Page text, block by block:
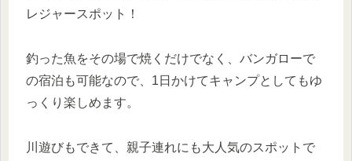
レジャースポット！
釣った魚をその場で焼くだけでなく、バンガローで
の宿泊も可能なので、1日かけてキャンプとしてもゆ
っくり楽しめます。
川遊びもできて、親子連れにも大人気のスポットで